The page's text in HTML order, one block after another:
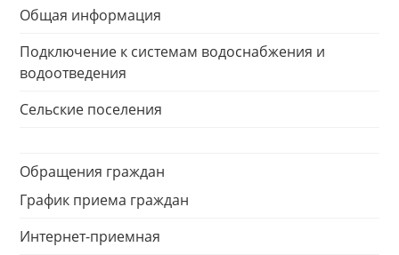
Общая информация
Подключение к системам водоснабжения и
водоотведения
Сельские поселения
Обращения граждан
График приема граждан
Интернет-приемная